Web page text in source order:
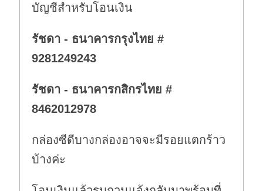
บัญชีสำหรับโอนเงิน
รัชดา - ธนาคารกรุงไทย #
9281249243
รัชดา - ธนาคารกสิกรไทย #
8462012978
กล่องซีดีบางกล่องอาจจะมีรอยแตกร้าว
บ้างค่ะ